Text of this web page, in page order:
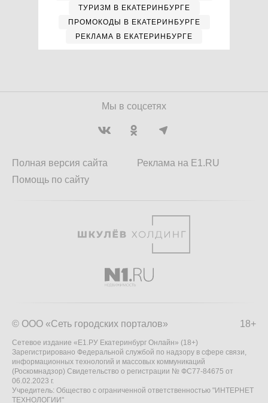
ТУРИЗМ В ЕКАТЕРИНБУРГЕ
ПРОМОКОДЫ В ЕКАТЕРИНБУРГЕ
РЕКЛАМА В ЕКАТЕРИНБУРГЕ
Мы в соцсетях
Полная версия сайта
Помощь по сайту
Реклама на E1.RU
18+
© ООО «Сеть городских порталов»
Сетевое издание «Е1.РУ Екатеринбург Онлайн» (18+)
Зарегистрировано Федеральной службой по надзору в сфере связи,
информационных технологий и массовых коммуникаций
(Роскомнадзор) Свидетельство о регистрации № ФС77-84675 от
06.02.2023 г.
Учредитель: Общество с ограниченной ответственностью "ИНТЕРНЕТ
ТЕХНОЛОГИИ"